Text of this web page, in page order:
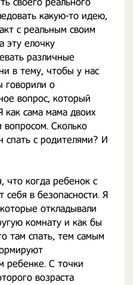
какую-то идею,
с реальным своим
эту елочку
различные
в тему, чтобы у нас
говорили о
вопрос, который
как сама мама двоих
вопросом. Сколько
с родителями? И
что когда ребенок с
себя в безопасности. Я
откладывали
комнату и как бы
там спать, тем самым
ребенке. С точки
возраста